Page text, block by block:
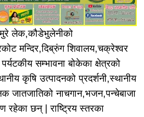
लेक,कौडेभुलेनीको
मन्दिर,दिब्रुंग शिवालय,चक्रेश्वर
सम्भावना बोकेका क्षेत्रको
कृषि उत्पादनको प्रदर्शनी,स्थानीय
जातजातिको नाचगान,भजन,पन्चेबाजा
रहेका छन् | राष्ट्रिय स्तरका